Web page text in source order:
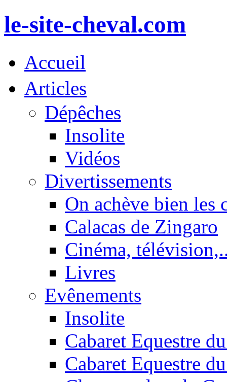
le-site-cheval.com
Accueil
Articles
Dépêches
Insolite
Vidéos
Divertissements
On achève bien les
Calacas de Zingaro
Cinéma,
Livres
Evênements
Insolite
Cabaret Equestre
Cabaret Equestre